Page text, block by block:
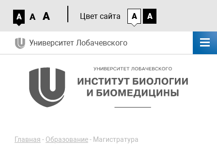
A A A Цвет сайта A A
Университет Лобачевского
Главная - Образование- Магистратура